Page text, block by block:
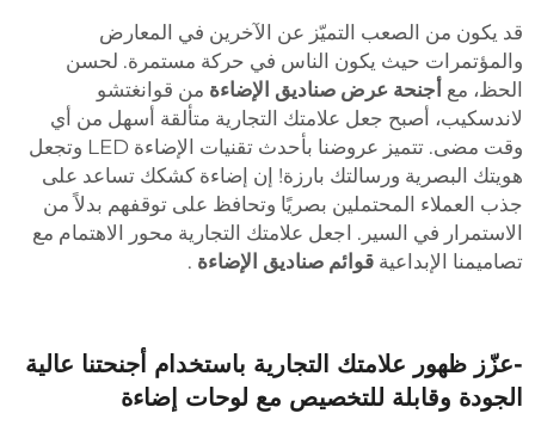
يكون من الصعب التميّز عن الآخرين في المعارض
حيث يكون الناس في حركة مستمرة. لحسن
معأجنحة عرض صناديق الإضاءةمن قوانغتشو
أصبح جعل علامتك التجارية متألقة أسهل من أي
وقت مضى. تتميز عروضنا بأحدث تقنيات الإضاءة LED وتجعل
البصرية ورسالتك بارزة! إن إضاءة كشكك تساعد على
العملاء المحتملين بصريًا وتحافظ على توقفهم بدلاً من
في السير. اجعل علامتك التجارية محور الاهتمام مع
الإبداعيةقوائم صناديق الإضاءة.
ظهور علامتك التجارية باستخدام أجنحتنا عالية
وقابلة للتخصيص مع لوحات إضاءة